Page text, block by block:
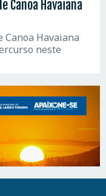
Canoa Havaiana
Canoa Havaiana
neste